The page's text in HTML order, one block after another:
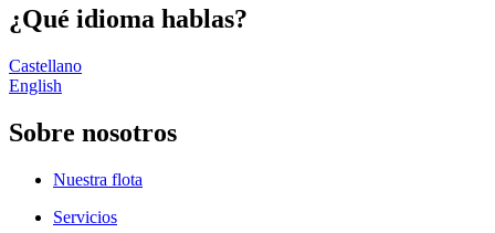
¿Qué idioma hablas?
Castellano
English
Sobre nosotros
Nuestra flota
Servicios